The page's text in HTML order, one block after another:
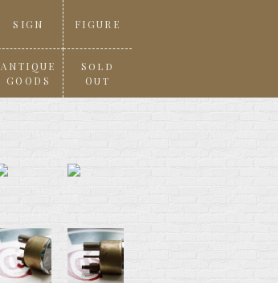
SIGN FIGURE
ANTIQUE
GOODS
Sold
Out